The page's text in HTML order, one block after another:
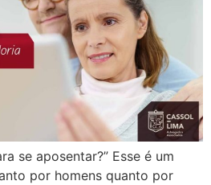
se aposentar?” Esse é um
por homens quanto por